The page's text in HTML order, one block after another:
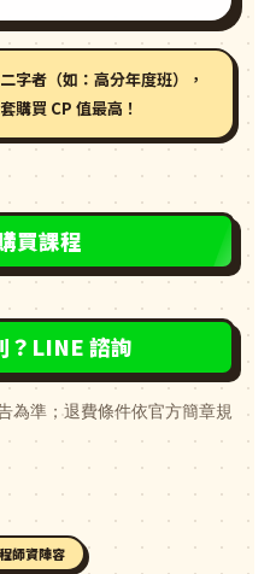
字者（如：高分年度班），
購買 CP 值最高！
買課程
？LINE 諮詢
為準；退費條件依官方簡章規
師資陣容